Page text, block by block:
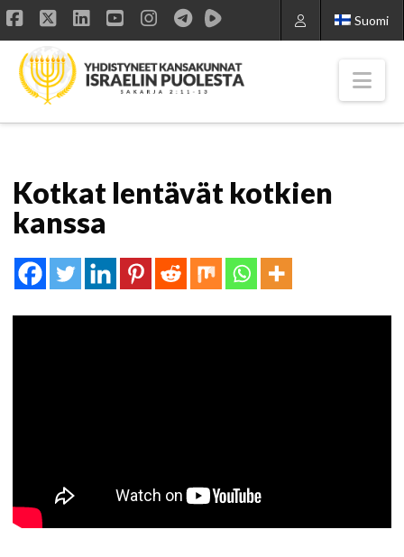
Suomi
Facebook
X LinkedIn
YouTube
Instagram
Kotkat lentävät kotkien
kanssa